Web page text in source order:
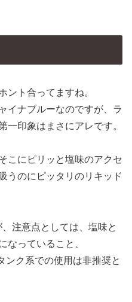
ント合ってますね。
イナブルーなのですが、ラ
一印象はまさにアレです。
こにピリッと塩味のアクセ
うのにピッタリのリキッド
注意点としては、塩味と
なっていること、
ンク系での使用は非推奨と